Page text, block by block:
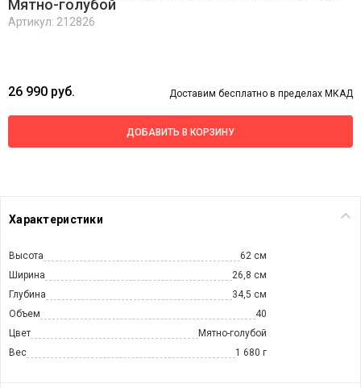
Мятно-голубой
Артикул: 212826
26 990 руб. Доставим бесплатно в пределах МКАД
ДОБАВИТЬ В КОРЗИНУ
Характеристики
Высота
62 см
Ширина
26,8 см
Глубина
34,5 см
Объем
40
Цвет
Мятно-голубой
Вес
1 680 г